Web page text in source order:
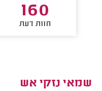
160
חוות דעת
שמאי נזקי אש